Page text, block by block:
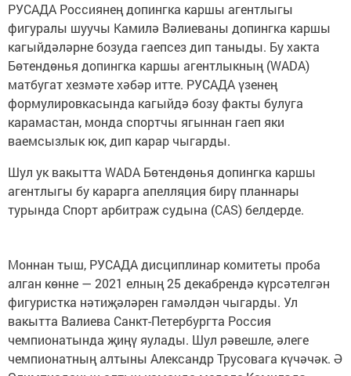
РУСАДА Россиянең допингка каршы агентлыгы
фигуралы шуучы Камилә Вәлиеваны допингка каршы
кагыйдәләрне бозуда гаепсез дип таныды. Бу хакта
Бөтендөнья допингка каршы агентлыкның (WADA)
матбугат хезмәте хәбәр итте. РУСАДА үзенең
формулировкасында кагыйдә бозу факты булуга
карамастан, монда спортчы ягыннан гаеп яки
ваемсызлык юк, дип карар чыгарды.
Шул ук вакытта WADA Бөтендөнья допингка каршы
агентлыгы бу карарга апелляция бирү планнары
турында Спорт арбитраж судына (CAS) белдерде.
Моннан тыш, РУСАДА дисциплинар комитеты проба
алган көнне — 2021 елның 25 декабрендә күрсәтелгән
фигуристка нәтиҗәләрен гамәлдән чыгарды. Ул
вакытта Валиева Санкт-Петербургта Россия
чемпионатында җиңү яулады. Шул рәвешле, әлеге
чемпионатның алтыны Александр Трусовага күчәчәк. Ә